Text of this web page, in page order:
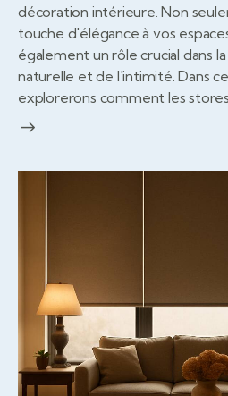
décoration intérieure. Non
touche d'élégance à vos
également un rôle crucial dans
naturelle et de l'intimité. Dans
explorerons comment les